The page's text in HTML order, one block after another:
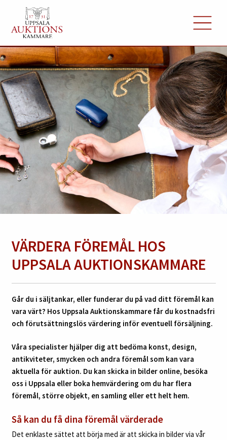
VÄRDERA FÖREMÅL HOS
UPPSALA AUKTIONSKAMMARE
Går du i säljtankar, eller funderar du på vad ditt föremål kan
vara värt? Hos Uppsala Auktionskammare får du kostnadsfri
och förutsättningslös värdering inför eventuell försäljning.
Våra specialister hjälper dig att bedöma konst, design,
antikviteter, smycken och andra föremål som kan vara
aktuella för auktion. Du kan skicka in bilder online, besöka
oss i Uppsala eller boka hemvärdering om du har flera
föremål, större objekt, en samling eller ett helt hem.
Så kan du få dina föremål värderade
Det enklaste sättet att börja med är att skicka in bilder via vår